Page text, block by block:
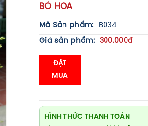
BÓ HOA
Mã Sản phẩm:
B034
Giá sản phẩm:
300.000đ
ĐẶT
MUA
HÌNH THỨC THANH TOÁN